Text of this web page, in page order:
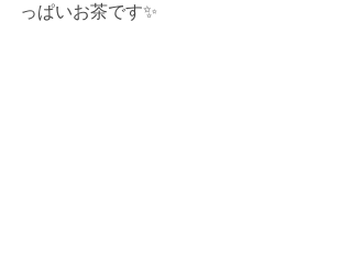
っぱいお茶です✨